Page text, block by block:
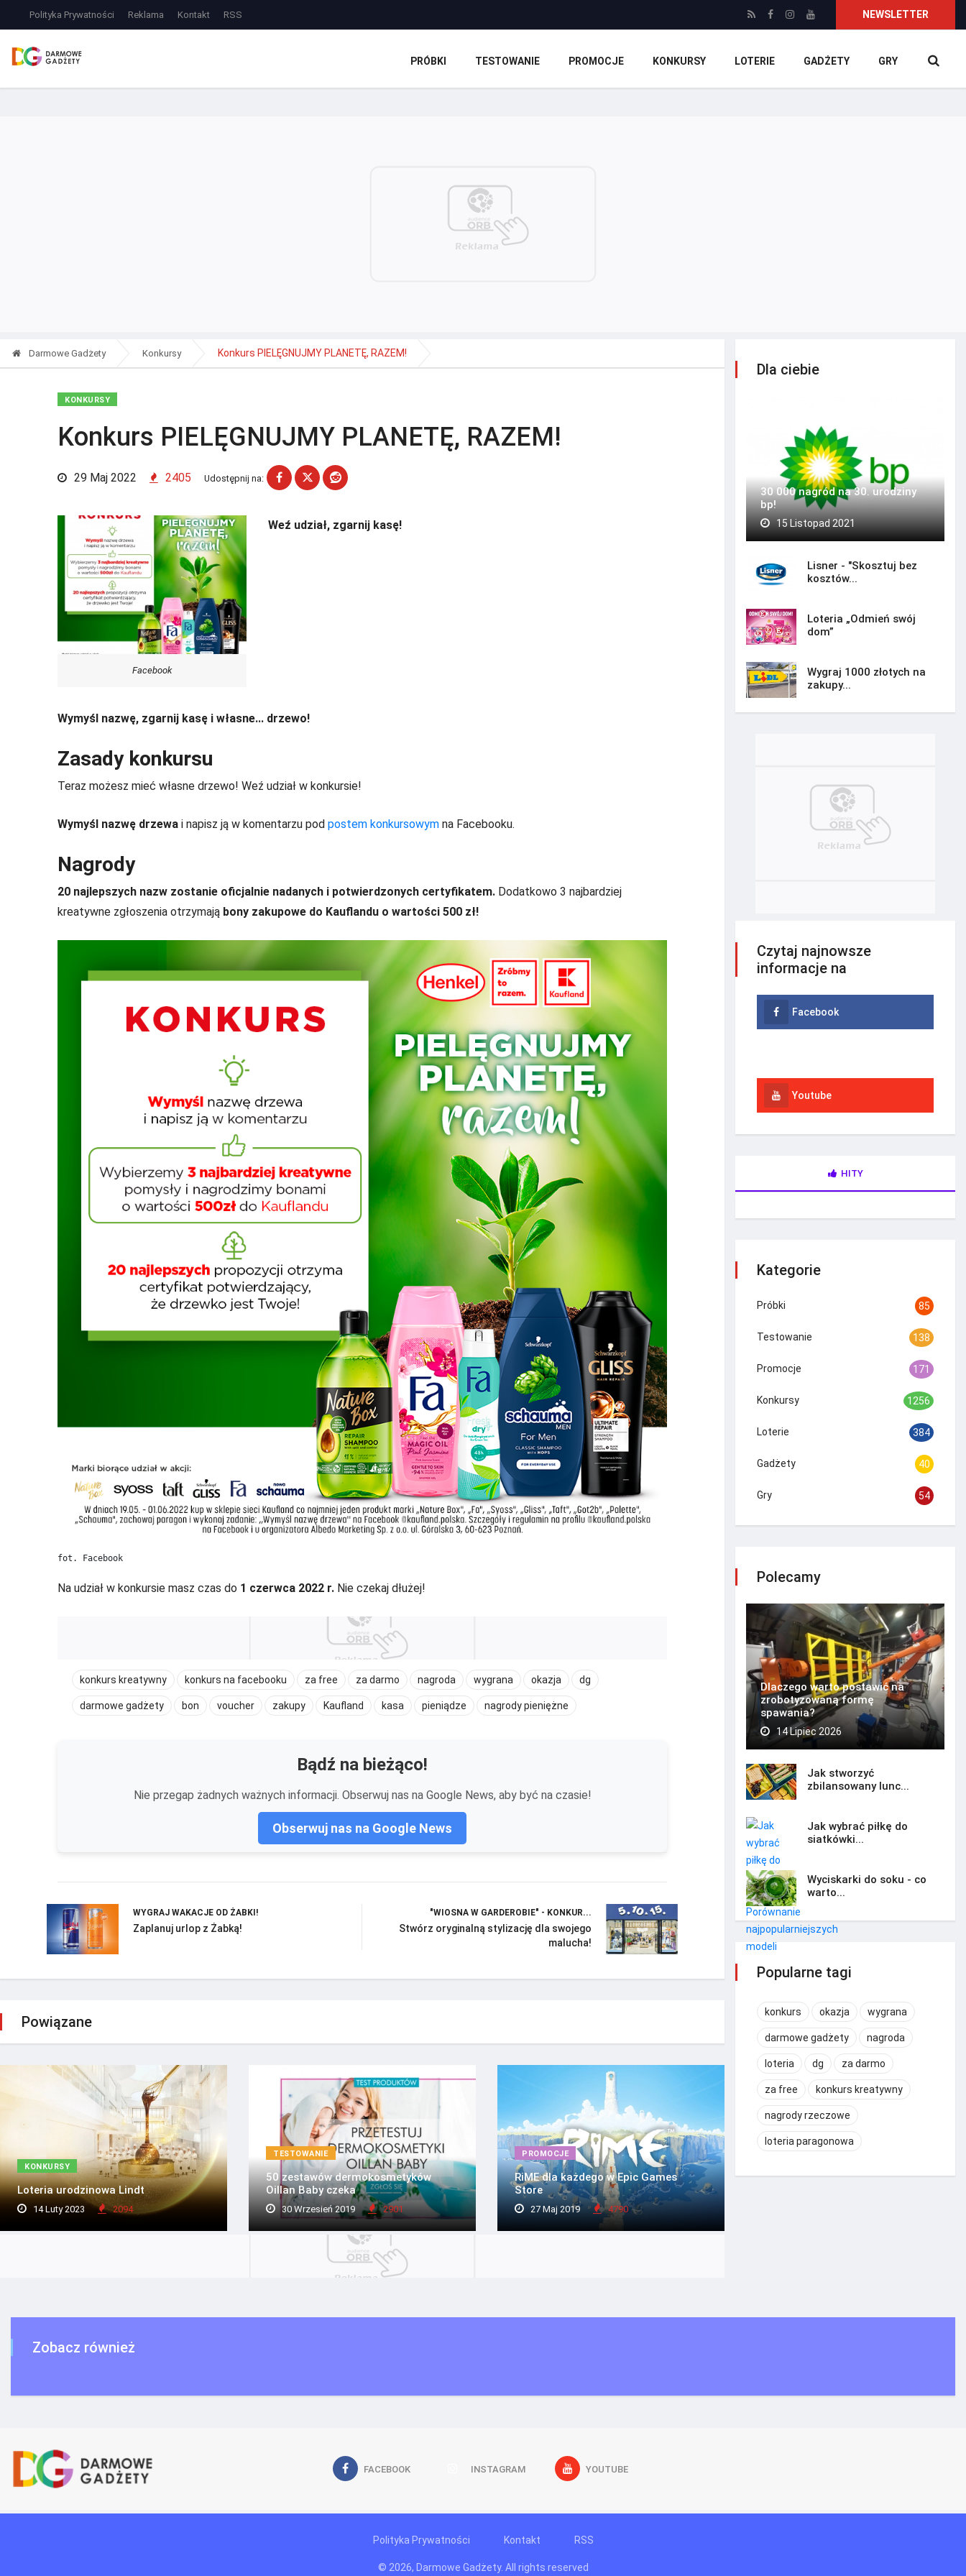
Polityka Prywatności Reklama Kontakt RSS NEWSLETTER
PRÓBKI TESTOWANIE PROMOCJE KONKURSY LOTERIE GADŻETY GRY
Darmowe Gadżety Konkursy Konkurs PIELĘGNUJMY PLANETĘ, RAZEM!
KONKURSY
Konkurs PIELĘGNUJMY PLANETĘ, RAZEM!
29 Maj 2022 2405 Udostępnij na:
Facebook
Weź udział, zgarnij kasę!
Wymyśl nazwę, zgarnij kasę i własne... drzewo!
Zasady konkursu
Teraz możesz mieć własne drzewo! Weź udział w konkursie!
Wymyśl nazwę drzewa i napisz ją w komentarzu pod postem konkursowym na Facebooku.
Nagrody
20 najlepszych nazw zostanie oficjalnie nadanych i potwierdzonych certyfikatem. Dodatkowo 3 najbardziej
kreatywne zgłoszenia otrzymają bony zakupowe do Kauflandu o wartości 500 zł!
fot. Facebook
Na udział w konkursie masz czas do 1 czerwca 2022 r. Nie czekaj dłużej!
konkurs kreatywny konkurs na facebooku za free za darmo nagroda wygrana okazja dg
darmowe gadżety bon voucher zakupy Kaufland kasa pieniądze nagrody pieniężne
Bądź na bieżąco!
Nie przegap żadnych ważnych informacji. Obserwuj nas na Google News, aby być na czasie!
Obserwuj nas na Google News
WYGRAJ WAKACJE OD ŻABKI!
Zaplanuj urlop z Żabką!
"WIOSNA W GARDEROBIE" - KONKUR...
Stwórz oryginalną stylizację dla swojego
malucha!
Powiązane
KONKURSY
Loteria urodzinowa Lindt
14 Luty 2023 2094
TESTOWANIE
50 zestawów dermokosmetyków
Oillan Baby czeka
30 Wrzesień 2019 2901
PROMOCJE
RiME dla każdego w Epic Games
Store
27 Maj 2019 4790
Dla ciebie
30 000 nagród na 30. urodziny
bp!
15 Listopad 2021
Lisner - "Skosztuj bez
kosztów...
Loteria „Odmień swój
dom”
Wygraj 1000 złotych na
zakupy...
Czytaj najnowsze
informacje na
Facebook
Youtube
HITY
Kategorie
Próbki 85
Testowanie 138
Promocje 171
Konkursy 1256
Loterie 384
Gadżety 40
Gry 54
Polecamy
Dlaczego warto postawić na
zrobotyzowaną formę
spawania?
14 Lipiec 2026
Jak stworzyć
zbilansowany lunc...
Jak wybrać piłkę do
siatkówki...
Wyciskarki do soku - co
warto...
Popularne tagi
konkurs okazja wygrana
darmowe gadżety nagroda
loteria dg za darmo
za free konkurs kreatywny
nagrody rzeczowe
loteria paragonowa
Zobacz również
FACEBOOK INSTAGRAM YOUTUBE
Polityka Prywatności Kontakt RSS
© 2026, Darmowe Gadżety. All rights reserved